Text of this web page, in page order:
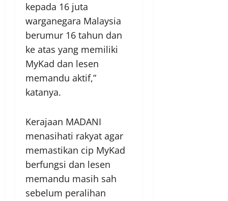
kepada 16 juta
warganegara Malaysia
berumur 16 tahun dan
ke atas yang memiliki
MyKad dan lesen
memandu aktif,”
katanya.
Kerajaan MADANI
menasihati rakyat agar
memastikan cip MyKad
berfungsi dan lesen
memandu masih sah
sebelum peralihan